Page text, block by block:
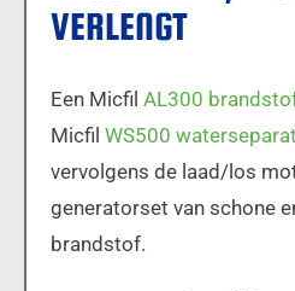
VERLENGT
Een Micfil AL300
Micfil WS500
vervolgens de laad/los
generatorset van schone
brandstof.